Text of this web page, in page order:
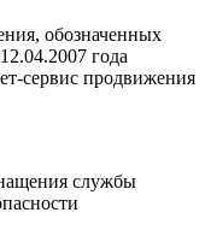
обозначенных
года
сервис продвижения
службы